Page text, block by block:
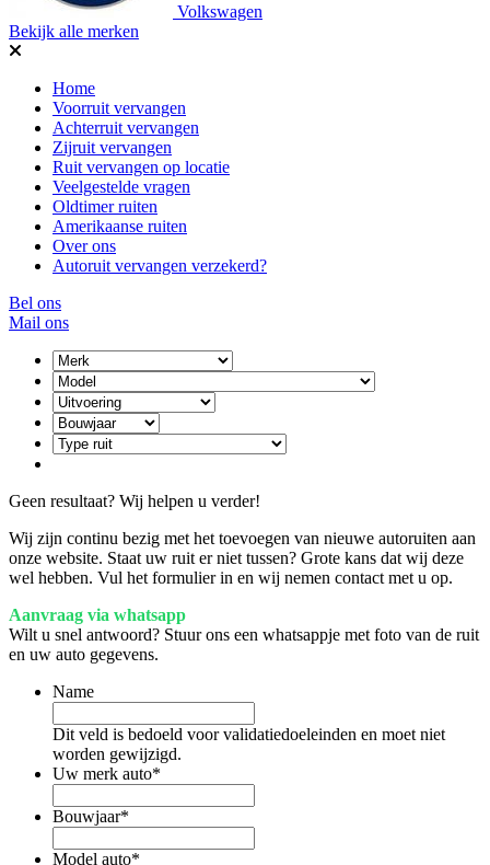
Volkswagen
Bekijk alle merken
Home
Voorruit vervangen
Achterruit vervangen
Zijruit vervangen
Ruit vervangen op locatie
Veelgestelde vragen
Oldtimer ruiten
Amerikaanse ruiten
Over ons
Autoruit vervangen verzekerd?
Bel ons
Mail ons
Geen resultaat? Wij helpen u verder!
Wij zijn continu bezig met het toevoegen van nieuwe autoruiten aan
onze website. Staat uw ruit er niet tussen? Grote kans dat wij deze
wel hebben. Vul het formulier in en wij nemen contact met u op.
Aanvraag via whatsapp
Wilt u snel antwoord? Stuur ons een whatsappje met foto van de ruit
en uw auto gegevens.
Name
Dit veld is bedoeld voor validatiedoeleinden en moet niet
worden gewijzigd.
Uw merk auto*
Bouwjaar*
Model auto*